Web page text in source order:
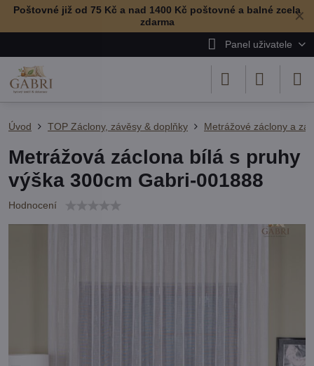
✕
Poštovné již od 75 Kč a nad 1400 Kč poštovné a balné zcela
zdarma
Panel uživatele
Úvod TOP Záclony, závěsy & doplňky Metrážové záclony a
Metrážová záclona bílá s pruhy
výška 300cm Gabri-001888
Hodnocení